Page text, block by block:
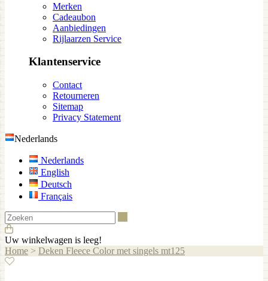
Merken
Cadeaubon
Aanbiedingen
Rijlaarzen Service
Klantenservice
Contact
Retourneren
Sitemap
Privacy Statement
Nederlands
Nederlands
English
Deutsch
Français
Uw winkelwagen is leeg!
Home > Deken Fleece Color met singels mt125